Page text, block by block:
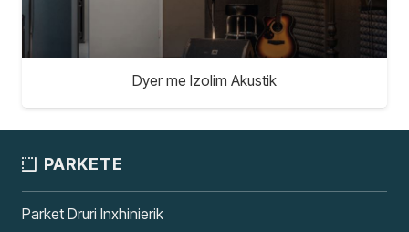
Dyer me Izolim Akustik
PARKETE
Parket Druri Inxhinierik